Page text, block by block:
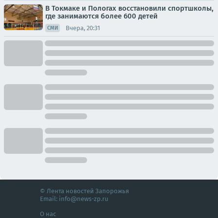
В Токмаке и Пологах восстановили спортшколы,
где занимаются более 600 детей
СМИ Вчера, 20:31
© Лента новостей Запорожья
Email: info@news-zp.ru
О нас